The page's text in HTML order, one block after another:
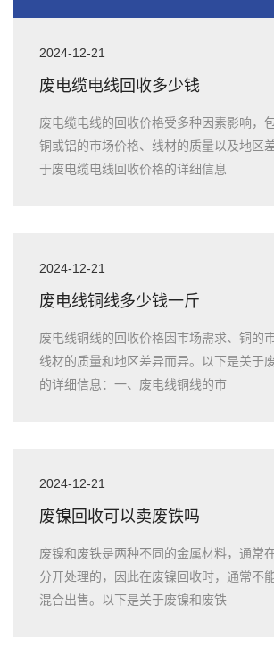
2024-12-21
废电缆电线回收多少钱
废电缆电线的回收价格受多种因素影响，
铜或铝的市场价格、线材的质量以及地区
于废电缆电线回收价格的详细信息
2024-12-21
废电线铜线多少钱一斤
废电线铜线的回收价格因市场需求、铜的
线材的质量和地区差异而异。以下是关于
的详细信息：一、废电线铜线的市
2024-12-21
废镍回收可以卖废铁吗
废镍和废铁是两种不同的金属材料，通常
分开处理的，因此在废镍回收时，通常不
混合出售。以下是关于废镍和废铁